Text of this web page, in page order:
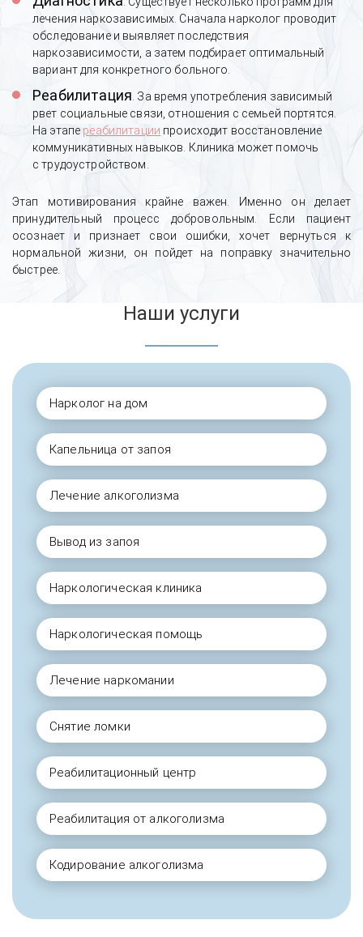
лечения наркозависимых. Сначала нарколог проводит
обследование и выявляет последствия
наркозависимости, а затем подбирает оптимальный
вариант для конкретного больного.
Реабилитация . За время употребления зависимый
рвет социальные связи, отношения с семьей портятся.
На этапе реабилитации происходит восстановление
коммуникативных навыков. Клиника может помочь
с трудоустройством.
Этап мотивирования крайне важен. Именно он делает
принудительный процесс добровольным. Если пациент
осознает и признает свои ошибки, хочет вернуться к
нормальной жизни, он пойдет на поправку значительно
быстрее.
Наши услуги
Нарколог на дом
Капельница от запоя
Лечение алкоголизма
Вывод из запоя
Наркологическая клиника
Наркологическая помощь
Лечение наркомании
Снятие ломки
Реабилитационный центр
Реабилитация от алкоголизма
Кодирование алкоголизма